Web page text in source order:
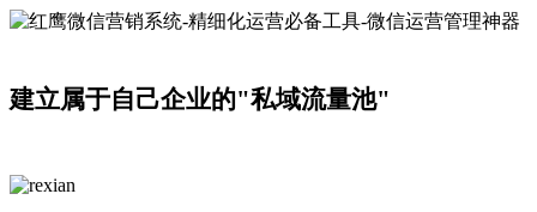
建立属于自己企业的"私域流量池"